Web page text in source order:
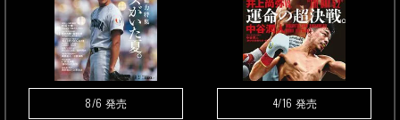
8/6 発売 4/16 発売